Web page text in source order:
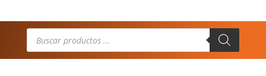
Búsqueda
productos